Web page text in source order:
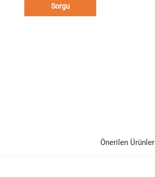
Sorgu
Önerilen Ürünler